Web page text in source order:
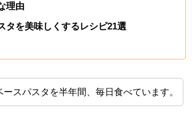
理由
タを美味しくするレシピ21選
ースパスタを半年間、毎日食べています。